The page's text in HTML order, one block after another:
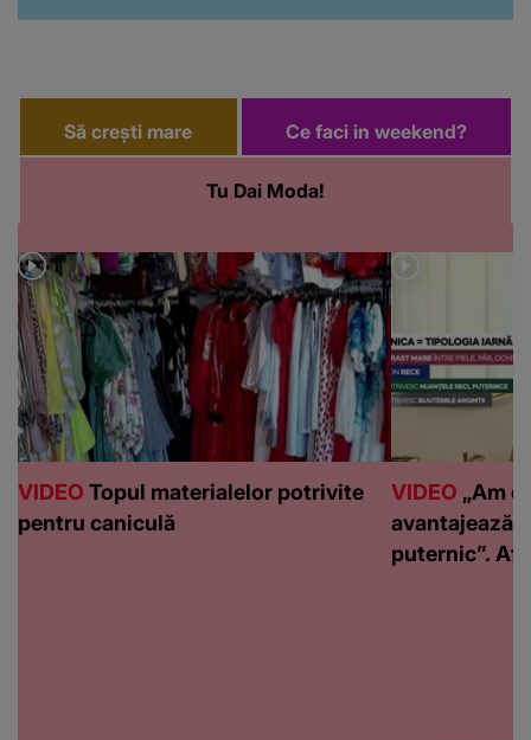
Să crești mare
Tu Dai Moda!
Ce faci in weekend?
VIDEO Topul materialelor potrivite
pentru caniculă
VIDEO „Am
avantajează
puternic”.